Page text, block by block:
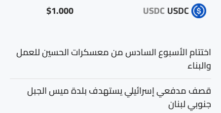
USDC
USDC
$1.000
اختتام الأسبوع السادس من معسكرات الحسين للعمل
والبناء
قصف مدفعي إسرائيلي يستهدف بلدة ميس الجبل
جنوبي لبنان